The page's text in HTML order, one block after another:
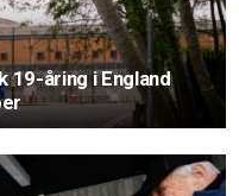
åring i England